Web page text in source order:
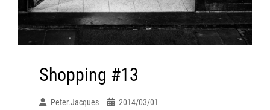
Shopping #13
Peter.jacques 2014/03/01